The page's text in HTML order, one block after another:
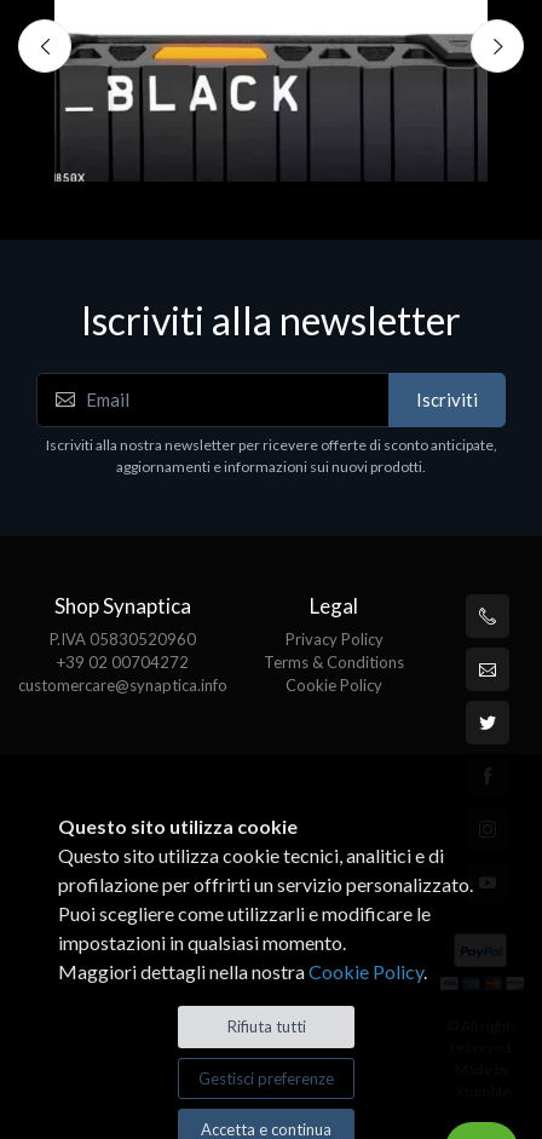
WD_BLACK SN850X NVMe SSD
WDBB9H0020BNC - SSD - 2 TB - interno - M.2
2280 - PCIe 4.0 (NVMe) - dissipatore integrato -
nero
Iscriviti alla newsletter
Iscriviti
Iscriviti alla nostra newsletter per ricevere offerte di sconto anticipate,
aggiornamenti e informazioni sui nuovi prodotti.
Shop Synaptica
P.IVA 05830520960
+39 02 00704272
customercare@synaptica.info
Legal
Privacy Policy
Terms & Conditions
Cookie Policy
Questo sito utilizza cookie
Questo sito utilizza cookie tecnici, analitici e di
profilazione per offrirti un servizio personalizzato.
Puoi scegliere come utilizzarli e modificare le
impostazioni in qualsiasi momento.
Maggiori dettagli nella nostraCookie Policy.
Rifiuta tutti
Gestisci preferenze
Accetta e continua